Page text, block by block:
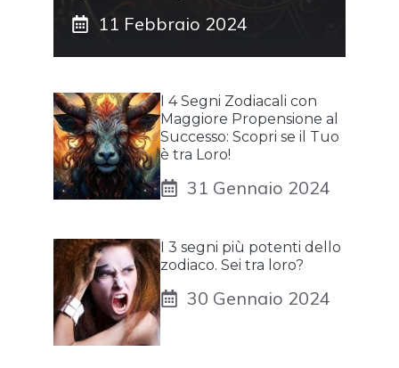
11 Febbraio 2024
I 4 Segni Zodiacali con
Maggiore Propensione al
Successo: Scopri se il Tuo
è tra Loro!
31 Gennaio 2024
I 3 segni più potenti dello
zodiaco. Sei tra loro?
30 Gennaio 2024